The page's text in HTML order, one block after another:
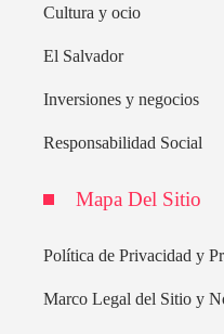
Cultura y ocio
El Salvador
Inversiones y negocios
Responsabilidad Social
Mapa Del Sitio
Política de Privacidad y
Marco Legal del Sitio y